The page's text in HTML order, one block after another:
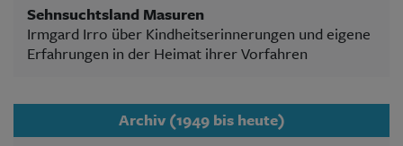
Sehnsuchtsland Masuren
Irmgard Irro über Kindheitserinnerungen und eigene
Erfahrungen in der Heimat ihrer Vorfahren
Archiv (1949 bis heute)